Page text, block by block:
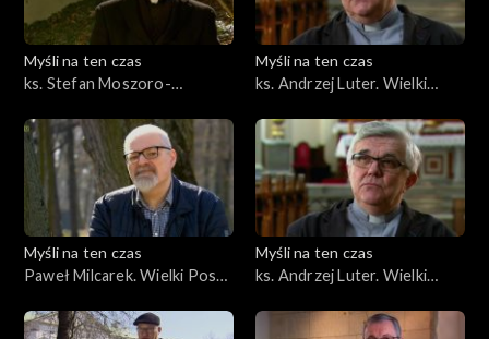
Myśli na ten czas
ks. Stefan Moszoro-
2
Myśli na ten czas
ks. Andrzej Luter. Wielki
Myśli na ten czas
Paweł Milcarek. Wielki Post
Myśli na ten czas
ks. Andrzej Luter. Wielki